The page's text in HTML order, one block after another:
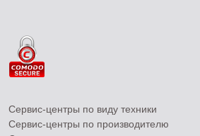
Сервис-центры по виду техники
Сервис-центры по производителю